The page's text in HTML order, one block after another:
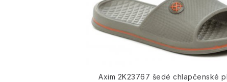
Axim 2K23767 šedé chlapčenské